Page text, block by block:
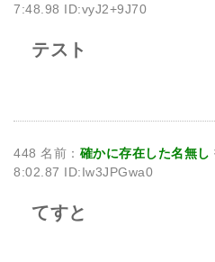
7:48.98 ID:vyJ2+9J70
テスト
448 名前： 確かに存在した名無し
8:02.87 ID:Iw3JPGwa0
てすと